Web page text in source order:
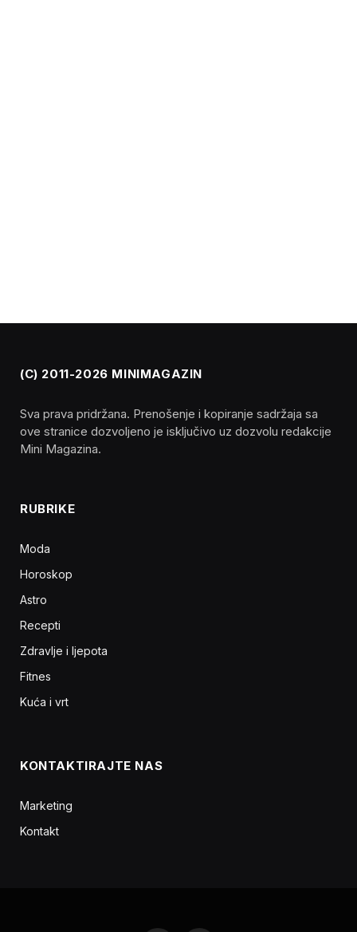
(C) 2011-2026 MINIMAGAZIN
Sva prava pridržana. Prenošenje i kopiranje sadržaja sa
ove stranice dozvoljeno je isključivo uz dozvolu redakcije
Mini Magazina.
RUBRIKE
Moda
Horoskop
Astro
Recepti
Zdravlje i ljepota
Fitnes
Kuća i vrt
KONTAKTIRAJTE NAS
Marketing
Kontakt